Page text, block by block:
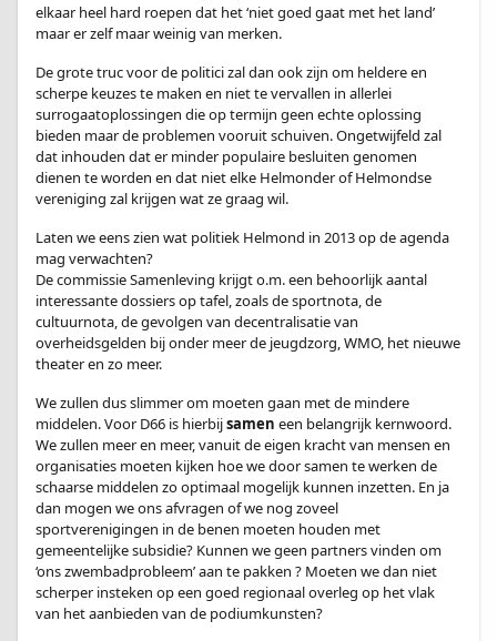
elkaar heel hard roepen dat het ‘niet goed gaat met het land’
maar er zelf maar weinig van merken.
De grote truc voor de politici zal dan ook zijn om heldere en
scherpe keuzes te maken en niet te vervallen in allerlei
surrogaatoplossingen die op termijn geen echte oplossing
bieden maar de problemen vooruit schuiven. Ongetwijfeld zal
dat inhouden dat er minder populaire besluiten genomen
dienen te worden en dat niet elke Helmonder of Helmondse
vereniging zal krijgen wat ze graag wil.
Laten we eens zien wat politiek Helmond in 2013 op de agenda
mag verwachten?
De commissie Samenleving krijgt o.m. een behoorlijk aantal
interessante dossiers op tafel, zoals de sportnota, de
cultuurnota, de gevolgen van decentralisatie van
overheidsgelden bij onder meer de jeugdzorg, WMO, het nieuwe
theater en zo meer.
We zullen dus slimmer om moeten gaan met de mindere
middelen. Voor D66 is hierbijsamen een belangrijk kernwoord.
We zullen meer en meer, vanuit de eigen kracht van mensen en
organisaties moeten kijken hoe we door samen te werken de
schaarse middelen zo optimaal mogelijk kunnen inzetten. En ja
dan mogen we ons afvragen of we nog zoveel
sportverenigingen in de benen moeten houden met
gemeentelijke subsidie? Kunnen we geen partners vinden om
‘ons zwembadprobleem’ aan te pakken ? Moeten we dan niet
scherper insteken op een goed regionaal overleg op het vlak
van het aanbieden van de podiumkunsten?